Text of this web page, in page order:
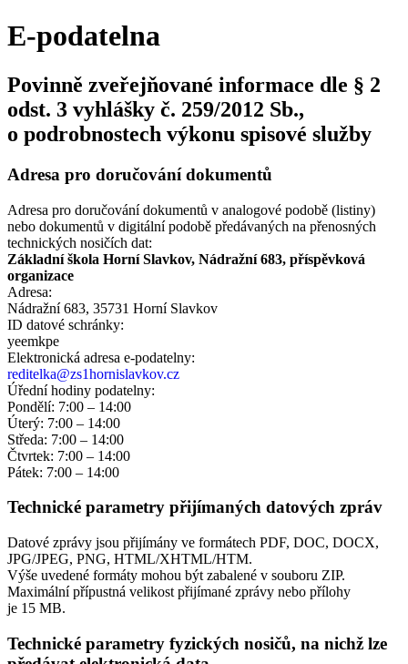
E-podatelna
Povinně zveřejňované informace dle § 2
odst. 3 vyhlášky č. 259/2012 Sb.,
o podrobnostech výkonu spisové služby
Adresa pro doručování dokumentů
Adresa pro doručování dokumentů v analogové podobě (listiny)
nebo dokumentů v digitální podobě předávaných na přenosných
technických nosičích dat:
Základní škola Horní Slavkov, Nádražní 683, příspěvková
organizace
Adresa:
Nádražní 683, 35731 Horní Slavkov
ID datové schránky:
yeemkpe
Elektronická adresa e‑podatelny:
reditelka@zs1hornislavkov.cz
Úřední hodiny podatelny:
Pondělí: 7:00 – 14:00
Úterý: 7:00 – 14:00
Středa: 7:00 – 14:00
Čtvrtek: 7:00 – 14:00
Pátek: 7:00 – 14:00
Technické parametry přijímaných datových zpráv
Datové zprávy jsou přijímány ve formátech PDF, DOC, DOCX,
JPG/JPEG, PNG, HTML/XHTML/HTM.
Výše uvedené formáty mohou být zabalené v souboru ZIP.
Maximální přípustná velikost přijímané zprávy nebo přílohy
je 15 MB.
Technické parametry fyzických nosičů, na nichž lze